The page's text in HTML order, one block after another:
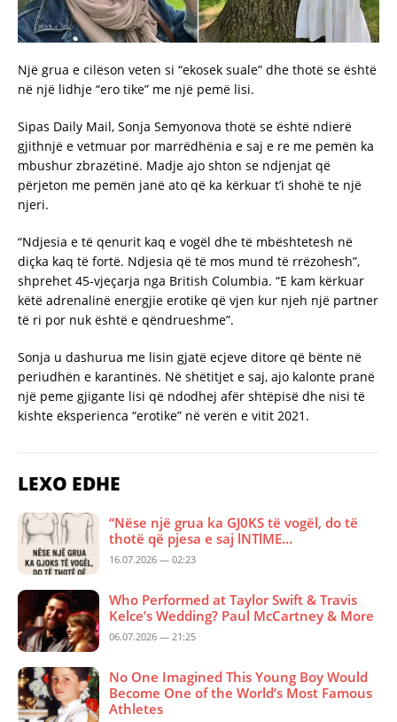
Një grua e cilëson veten si “ekosek suale” dhe thotë se është
në një lidhje “ero tike” me një pemë lisi.
Sipas Daily Mail, Sonja Semyonova thotë se është ndierë
gjithnjë e vetmuar por marrëdhënia e saj e re me pemën ka
mbushur zbrazëtinë. Madje ajo shton se ndjenjat që
përjeton me pemën janë ato që ka kërkuar t’i shohë te një
njeri.
“Ndjesia e të qenurit kaq e vogël dhe të mbështetesh në
diçka kaq të fortë. Ndjesia që të mos mund të rrëzohesh”,
shprehet 45-vjeçarja nga British Columbia. “E kam kërkuar
këtë adrenalinë energjie erotike që vjen kur njeh një partner
të ri por nuk është e qëndrueshme”.
Sonja u dashurua me lisin gjatë ecjeve ditore që bënte në
periudhën e karantinës. Në shëtitjet e saj, ajo kalonte pranë
një peme gjigante lisi që ndodhej afër shtëpisë dhe nisi të
kishte eksperienca “erotike” në verën e vitit 2021.
LEXO EDHE
“Nëse një grua ka GJ0KS të vogël, do të
thotë që pjesa e saj lNTlME…
16.07.2026 — 02:23
Who Performed at Taylor Swift & Travis
Kelce’s Wedding? Paul McCartney & More
06.07.2026 — 21:25
No One Imagined This Young Boy Would
Become One of the World’s Most Famous
Athletes